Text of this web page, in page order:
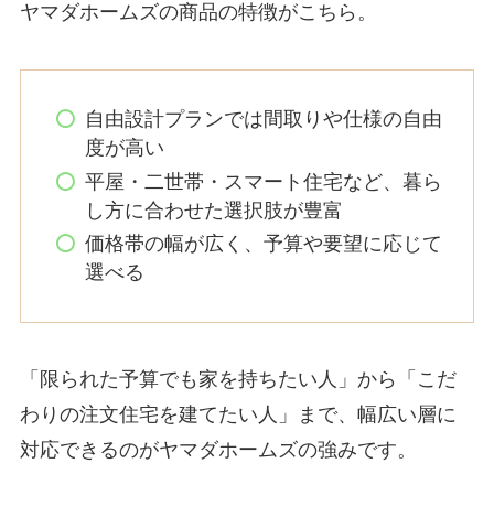
ヤマダホームズの商品の特徴がこちら。
自由設計プランでは間取りや仕様の自由
度が高い
平屋・二世帯・スマート住宅など、暮ら
し方に合わせた選択肢が豊富
価格帯の幅が広く、予算や要望に応じて
選べる
「限られた予算でも家を持ちたい人」から「こだ
わりの注文住宅を建てたい人」まで、幅広い層に
対応できるのがヤマダホームズの強みです。